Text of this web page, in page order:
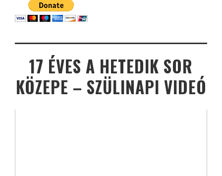
17 ÉVES A HETEDIK SOR
KÖZEPE – SZÜLINAPI VIDEÓ